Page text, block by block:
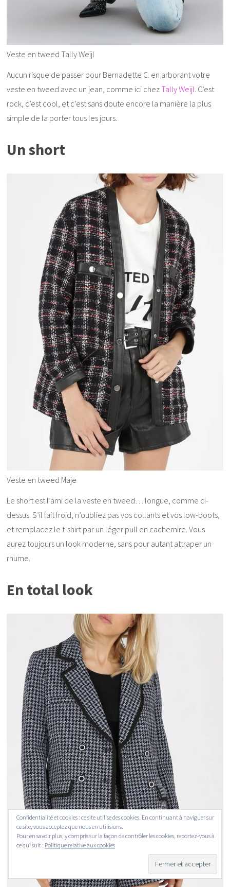
Veste en tweed Tally Weijl
Aucun risque de passer pour Bernadette C. en arborant votre
veste en tweed avec un jean, comme ici chezTally Weijl . C’est
rock, c’est cool, et c’est sans doute encore la manière la plus
simple de la porter tous les jours.
Un short
Veste en tweed Maje
Le short est l’ami de la veste en tweed… longue, comme ci-
dessus. S’il fait froid, n’oubliez pas vos collants et vos low-boots,
et remplacez le t-shirt par un léger pull en cachemire. Vous
aurez toujours un look moderne, sans pour autant attraper un
rhume.
En total look
Confidentialité et cookies : ce site utilise des cookies. En continuant à naviguer sur
ce site, vous acceptez que nous en utilisions.
Pour en savoir plus, y compris sur la façon de contrôler les cookies, reportez-vous à
ce qui suit : Politique relative aux cookies